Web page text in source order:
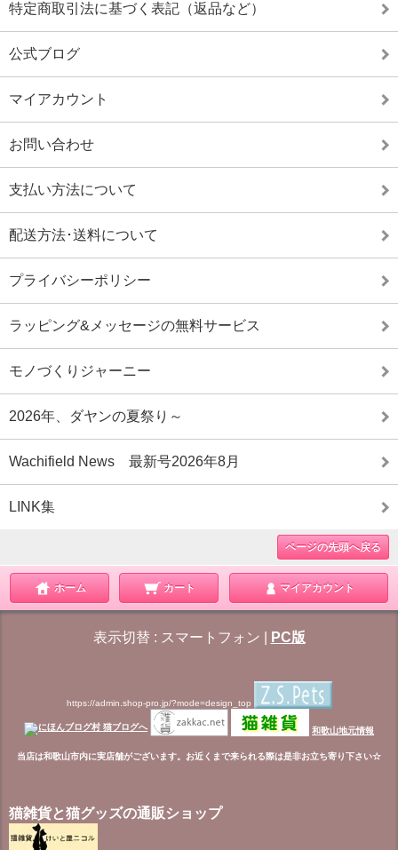
特定商取引法に基づく表記（返品など）
公式ブログ
マイアカウント
お問い合わせ
支払い方法について
配送方法･送料について
プライバシーポリシー
ラッピング&メッセージの無料サービス
モノづくりジャーニー
2026年、ダヤンの夏祭り～
Wachifield News 最新号2026年8月
LINK集
ページの先頭へ戻る
ホーム カート マイアカウント
表示切替 : スマートフォン PC版
https://admin.shop-pro.jp/?mode=design_top
和歌山地元情報
当店は和歌山市内に実店舗がございます。お近くまで来られる際は是非お立ち寄り下さい☆
猫雑貨と猫グッズの通販ショップ